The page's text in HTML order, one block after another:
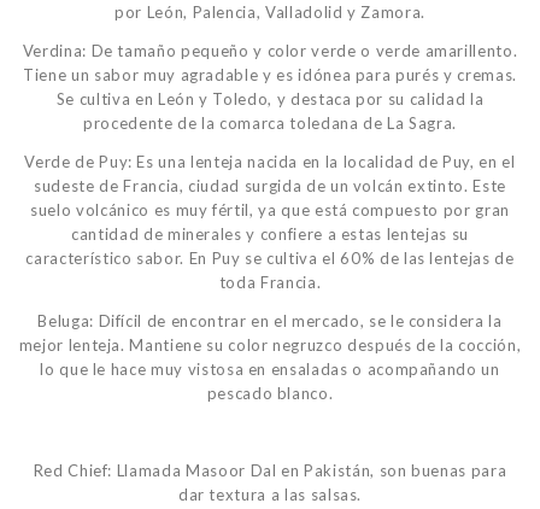
por León, Palencia, Valladolid y Zamora.
Verdina: De tamaño pequeño y color verde o verde amarillento.
Tiene un sabor muy agradable y es idónea para purés y cremas.
Se cultiva en León y Toledo, y destaca por su calidad la
procedente de la comarca toledana de La Sagra.
Verde de Puy: Es una lenteja nacida en la localidad de Puy, en el
sudeste de Francia, ciudad surgida de un volcán extinto. Este
suelo volcánico es muy fértil, ya que está compuesto por gran
cantidad de minerales y confiere a estas lentejas su
característico sabor. En Puy se cultiva el 60% de las lentejas de
toda Francia.
Beluga: Difícil de encontrar en el mercado, se le considera la
mejor lenteja. Mantiene su color negruzco después de la cocción,
lo que le hace muy vistosa en ensaladas o acompañando un
pescado blanco.
Red Chief: Llamada Masoor Dal en Pakistán, son buenas para
dar textura a las salsas.